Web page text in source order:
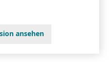
ansehen